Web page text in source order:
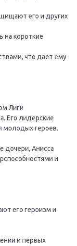
его и других
на короткие
что дает ему
Лиги
Его лидерские
молодых героев.
дочери, Анисса
и
его героизм и
и первых